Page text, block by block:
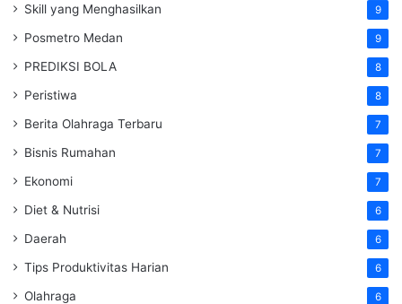
Skill yang Menghasilkan 9
Posmetro Medan 9
PREDIKSI BOLA 8
Peristiwa 8
Berita Olahraga Terbaru 7
Bisnis Rumahan 7
Ekonomi 7
Diet & Nutrisi 6
Daerah 6
Tips Produktivitas Harian 6
Olahraga 6